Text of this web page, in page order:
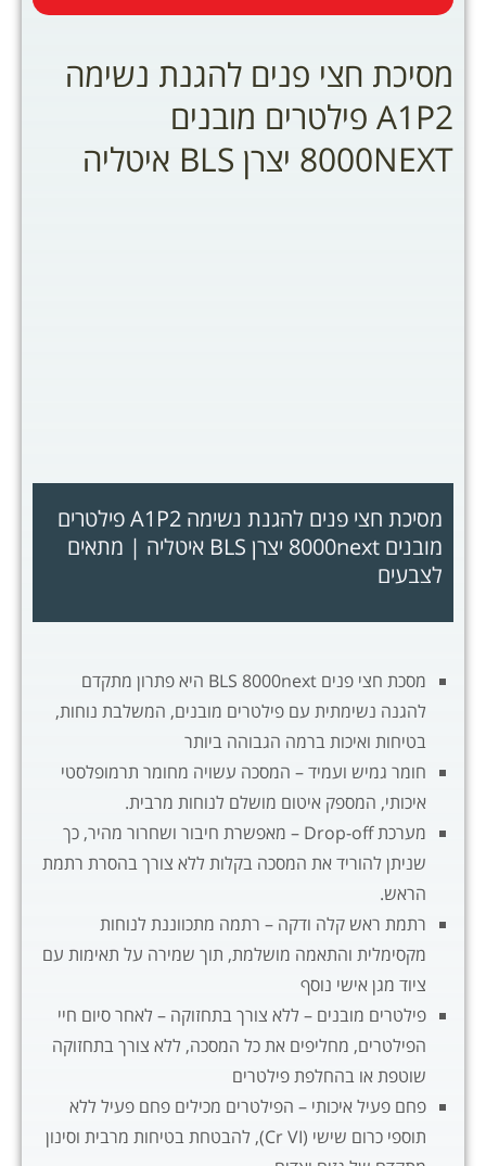
מסיכת חצי פנים להגנת נשימה
A1P2 פילטרים מובנים
8000NEXT יצרן BLS איטליה
מסיכת חצי פנים להגנת נשימה A1P2 פילטרים
מובנים 8000next יצרן BLS איטליה | מתאים
לצבעים
מסכת חצי פנים BLS 8000next היא פתרון מתקדם
להגנה נשימתית עם פילטרים מובנים, המשלבת נוחות,
בטיחות ואיכות ברמה הגבוהה ביותר
חומר גמיש ועמיד – המסכה עשויה מחומר תרמופלסטי
איכותי, המספק איטום מושלם לנוחות מרבית.
מערכת Drop-off – מאפשרת חיבור ושחרור מהיר, כך
שניתן להוריד את המסכה בקלות ללא צורך בהסרת רתמת
הראש.
רתמת ראש קלה ודקה – רתמה מתכווננת לנוחות
מקסימלית והתאמה מושלמת, תוך שמירה על תאימות עם
ציוד מגן אישי נוסף
פילטרים מובנים – ללא צורך בתחזוקה – לאחר סיום חיי
הפילטרים, מחליפים את כל המסכה, ללא צורך בתחזוקה
שוטפת או בהחלפת פילטרים
פחם פעיל איכותי – הפילטרים מכילים פחם פעיל ללא
תוספי כרום שישי (Cr VI), להבטחת בטיחות מרבית וסינון